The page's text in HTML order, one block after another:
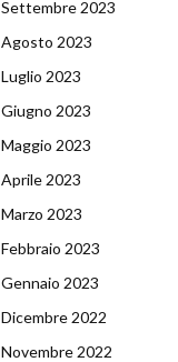
Settembre 2023
Agosto 2023
Luglio 2023
Giugno 2023
Maggio 2023
Aprile 2023
Marzo 2023
Febbraio 2023
Gennaio 2023
Dicembre 2022
Novembre 2022